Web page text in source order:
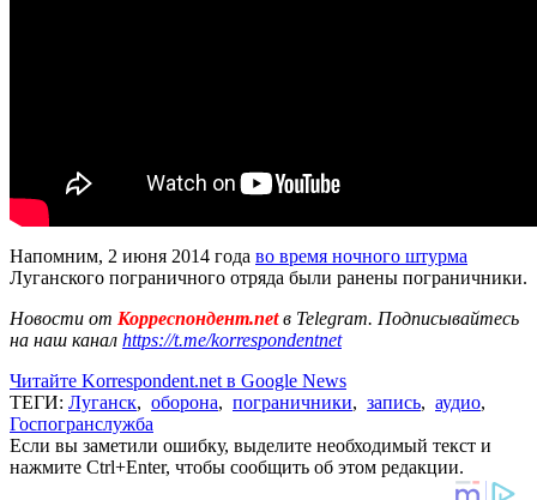
Напомним, 2 июня 2014 года во время ночного штурма
Луганского пограничного отряда были ранены пограничники.
Новости от Корреспондент.netв Telegram. Подписывайтесь
на наш канал https://t.me/korrespondentnet
Читайте Korrespondent.net в Google News
ТЕГИ: Луганск, оборона, пограничники, запись, аудио,
Госпогранслужба
Если вы заметили ошибку, выделите необходимый текст и
нажмите Ctrl+Enter, чтобы сообщить об этом редакции.